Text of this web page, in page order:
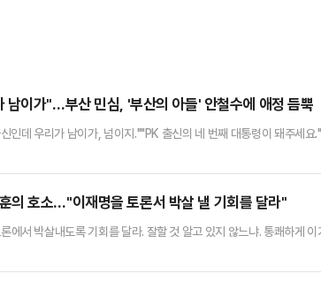
남이가"…부산 민심, '부산의 아들' 안철수에 애정 듬뿍
인데 우리가 남이가, 넘이지.""PK 출신의 네 번째 대통령이 돼주세
꼭 잘 되시라" "경선에서 꼭 이겨라" 등 응원이 이어졌다. 특히 이재명
의 호소…"이재명을 토론서 박살 낼 기회를 달라"
에서 박살내도록 기회를 달라. 잘할 것 알고 있지 않느냐. 통쾌하게
호가 갈릴 수 있을지 몰라도 토론 무대에서 보여준 그의 역량은 누구